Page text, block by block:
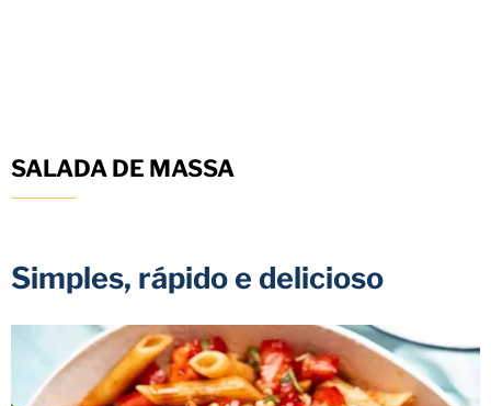
SALADA DE MASSA
Simples, rápido e delicioso